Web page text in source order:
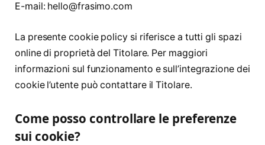
E-mail: hello@frasimo.com
La presente cookie policy si riferisce a tutti gli spazi
online di proprietà del Titolare. Per maggiori
informazioni sul funzionamento e sull’integrazione dei
cookie l’utente può contattare il Titolare.
Come posso controllare le preferenze
sui cookie?